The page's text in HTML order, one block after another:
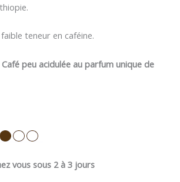
teneur en caféine.
peu acidulée au parfum unique de
vous sous 2 à 3 jours